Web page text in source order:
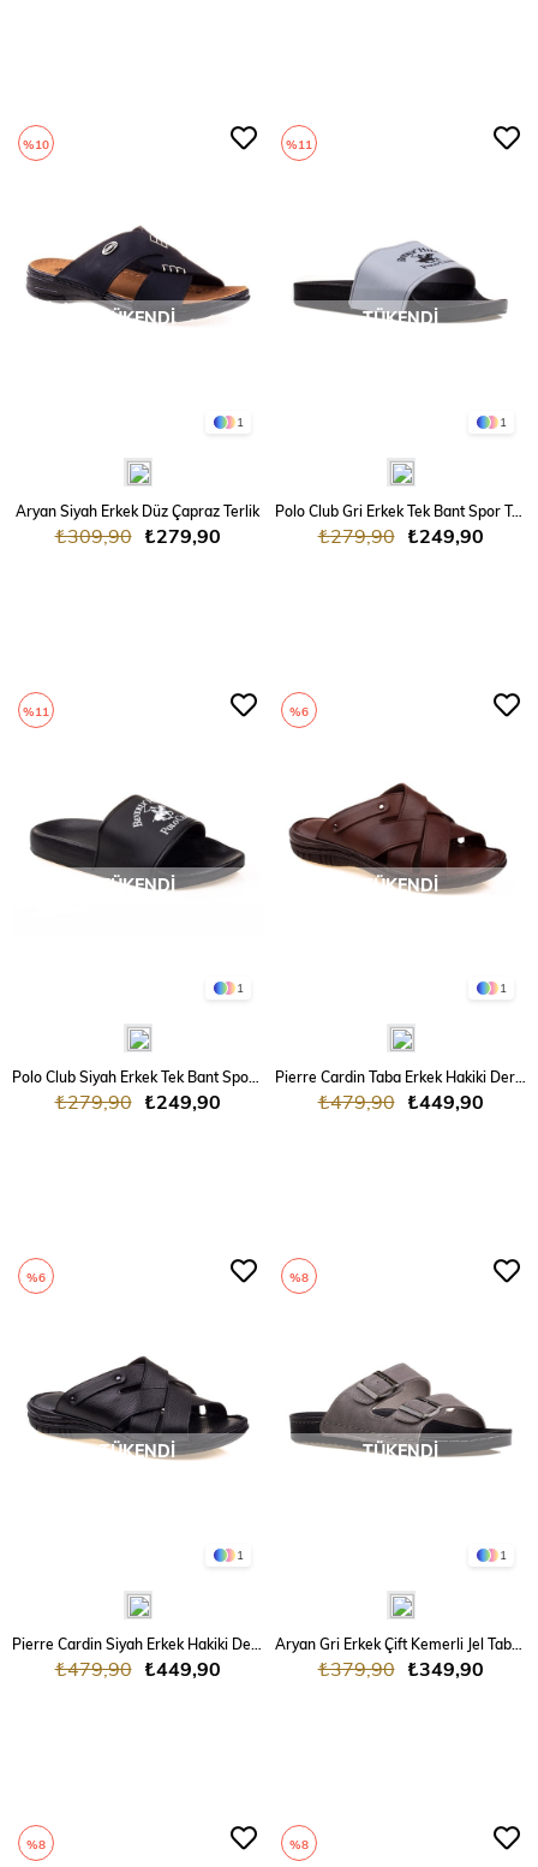
TÜKENDI
1
Aryan Siyah Erkek Düz Çapraz Terlik
₺279,90
₺309,90
%10
TÜKENDI
1
Polo Club Gri Erkek Tek Bant Spor Terlik
₺249,90
₺279,90
%11
TÜKENDI
1
Polo Club Siyah Erkek Tek Bant Spor Terlik
₺249,90
₺279,90
%11
TÜKENDI
1
Pierre Cardin Taba Erkek Hakiki Deri Terlik
₺449,90
₺479,90
%6
TÜKENDI
1
₺449,90
₺479,90
%6
TÜKENDI
1
₺349,90
₺379,90
%8
%8 %8